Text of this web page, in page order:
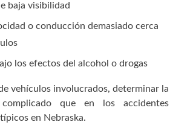
baja visibilidad
o conducción demasiado cerca
los efectos del alcohol o drogas
vehículos involucrados, determinar la
que en los accidentes
en Nebraska.